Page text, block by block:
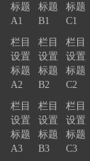
标题
A1
栏目
设置
标题
A2
栏目
设置
标题
A3
标题
B1
栏目
设置
标题
B2
栏目
设置
标题
B3
标题
C1
栏目
设置
标题
C2
栏目
设置
标题
C3